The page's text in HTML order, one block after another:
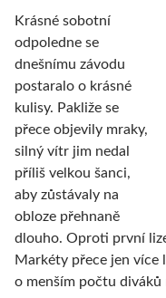
Krásné sobotní
odpoledne se
dnešnímu závodu
postaralo o krásné
kulisy. Pakliže se
přece objevily mraky,
silný vítr jim nedal
příliš velkou šanci,
aby zůstávaly na
obloze přehnaně
dlouho. Oproti první
Markéty přece jen více
o menším počtu diváků